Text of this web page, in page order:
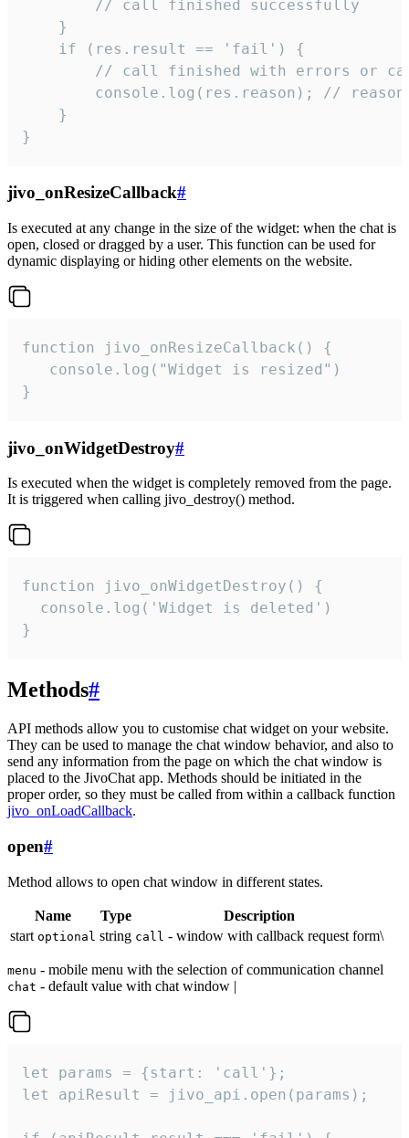
        // call finished successfully
    }
    if (res.result == 'fail') {
// call finished with errors or
console.log(res.reason); //
    }
}
jivo_onResizeCallback#
Is executed at any change in the size of the widget: when the chat is
open, closed or dragged by a user. This function can be used for
dynamic displaying or hiding other elements on the website.
function jivo_onResizeCallback() {
   console.log("Widget is resized")
}
jivo_onWidgetDestroy#
Is executed when the widget is completely removed from the page.
It is triggered when calling jivo_destroy() method.
function jivo_onWidgetDestroy() {
  console.log('Widget is deleted')
}
Methods#
API methods allow you to customise chat widget on your website.
They can be used to manage the chat window behavior, and also to
send any information from the page on which the chat window is
placed to the JivoChat app. Methods should be initiated in the
proper order, so they must be called from within a callback function
jivo_onLoadCallback.
open#
Method allows to open chat window in different states.
Name Type
Description
start optional string call - window with callback request form\
menu - mobile menu with the selection of communication channel
chat - default value with chat window |
let params = {start: 'call'};
let apiResult = jivo_api.open(params);